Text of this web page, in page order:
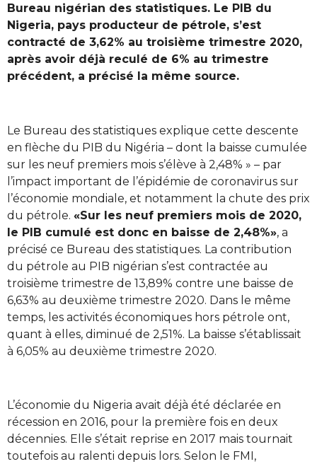
Bureau nigérian des statistiques. Le PIB du
Nigeria, pays producteur de pétrole, s’est
contracté de 3,62% au troisième trimestre 2020,
après avoir déjà reculé de 6% au trimestre
précédent, a précisé la même source.
Le Bureau des statistiques explique cette descente
en flèche du PIB du Nigéria – dont la baisse cumulée
sur les neuf premiers mois s’élève à 2,48% » – par
l’impact important de l’épidémie de coronavirus sur
l’économie mondiale, et notamment la chute des prix
du pétrole. «Sur les neuf premiers mois de 2020,
le PIB cumulé est donc en baisse de 2,48%», a
précisé ce Bureau des statistiques. La contribution
du pétrole au PIB nigérian s’est contractée au
troisième trimestre de 13,89% contre une baisse de
6,63% au deuxième trimestre 2020. Dans le même
temps, les activités économiques hors pétrole ont,
quant à elles, diminué de 2,51%. La baisse s’établissait
à 6,05% au deuxième trimestre 2020.
L’économie du Nigeria avait déjà été déclarée en
récession en 2016, pour la première fois en deux
décennies. Elle s’était reprise en 2017 mais tournait
toutefois au ralenti depuis lors. Selon le FMI,